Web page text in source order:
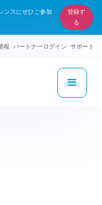
スにぜひご参加
登録す
る
報 パートナーログイン サポート